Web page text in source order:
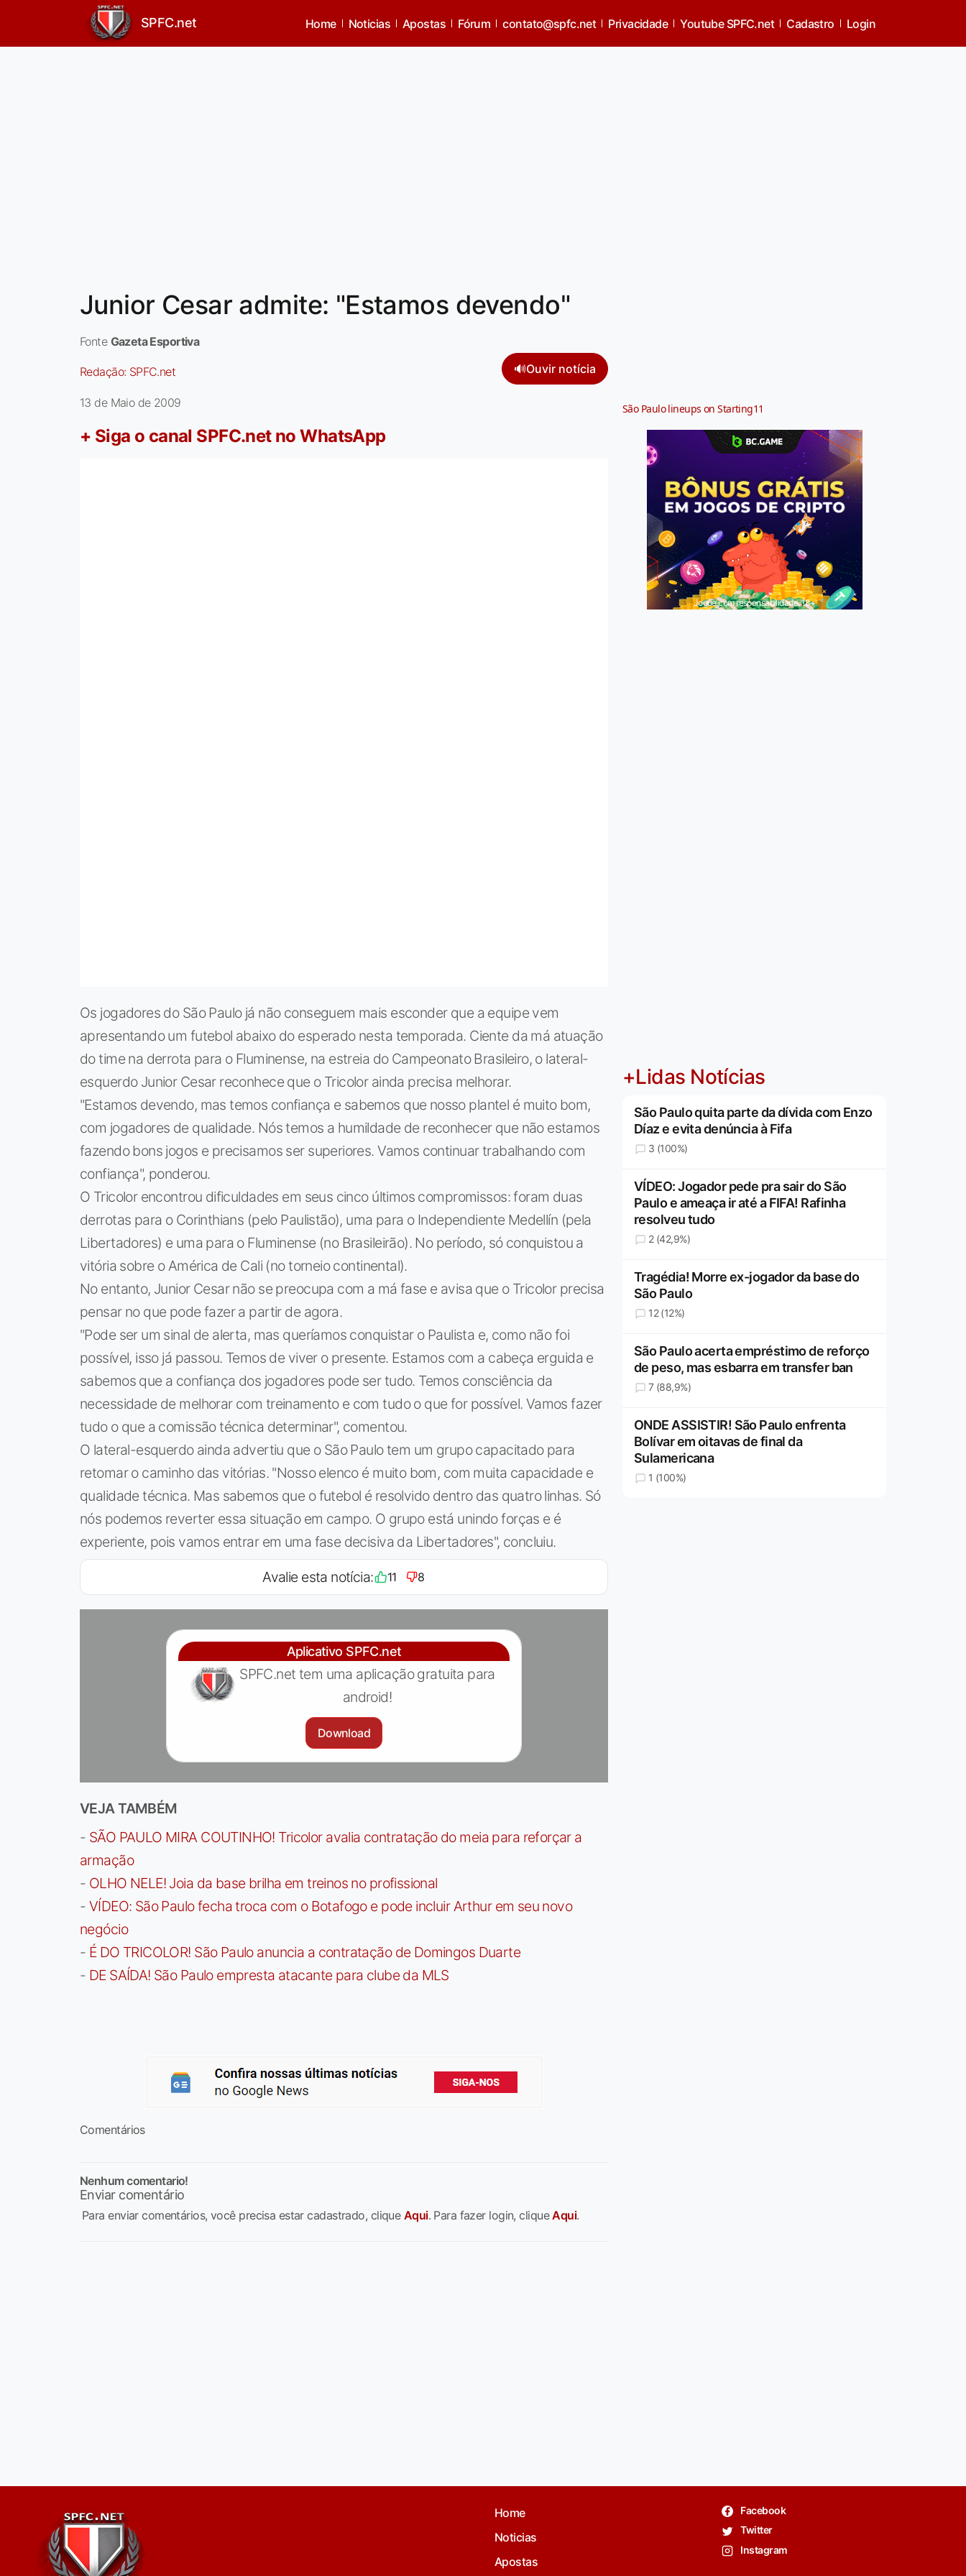
SPFC.net Home Noticias Apostas Fórum contato@spfc.net Privacidade Youtube SPFC.net Cadastro Login
Junior Cesar admite: "Estamos devendo"
Fonte Gazeta Esportiva
Redação: SPFC.net 🔊Ouvir notícia
13 de Maio de 2009
+ Siga o canal SPFC.net no WhatsApp
Os jogadores do São Paulo já não conseguem mais esconder que a equipe vem
apresentando um futebol abaixo do esperado nesta temporada. Ciente da má atuação
do time na derrota para o Fluminense, na estreia do Campeonato Brasileiro, o lateral-
esquerdo Junior Cesar reconhece que o Tricolor ainda precisa melhorar.
"Estamos devendo, mas temos confiança e sabemos que nosso plantel é muito bom,
com jogadores de qualidade. Nós temos a humildade de reconhecer que não estamos
fazendo bons jogos e precisamos ser superiores. Vamos continuar trabalhando com
confiança", ponderou.
O Tricolor encontrou dificuldades em seus cinco últimos compromissos: foram duas
derrotas para o Corinthians (pelo Paulistão), uma para o Independiente Medellín (pela
Libertadores) e uma para o Fluminense (no Brasileirão). No período, só conquistou a
vitória sobre o América de Cali (no torneio continental).
No entanto, Junior Cesar não se preocupa com a má fase e avisa que o Tricolor precisa
pensar no que pode fazer a partir de agora.
"Pode ser um sinal de alerta, mas queríamos conquistar o Paulista e, como não foi
possível, isso já passou. Temos de viver o presente. Estamos com a cabeça erguida e
sabemos que a confiança dos jogadores pode ser tudo. Temos consciência da
necessidade de melhorar com treinamento e com tudo o que for possível. Vamos fazer
tudo o que a comissão técnica determinar", comentou.
O lateral-esquerdo ainda advertiu que o São Paulo tem um grupo capacitado para
retomar o caminho das vitórias. "Nosso elenco é muito bom, com muita capacidade e
qualidade técnica. Mas sabemos que o futebol é resolvido dentro das quatro linhas. Só
nós podemos reverter essa situação em campo. O grupo está unindo forças e é
experiente, pois vamos entrar em uma fase decisiva da Libertadores", concluiu.
Avalie esta notícia: 11 8
Aplicativo SPFC.net
SPFC.net tem uma aplicação gratuita para
android!
Download
VEJA TAMBÉM
- SÃO PAULO MIRA COUTINHO! Tricolor avalia contratação do meia para reforçar a
armação
- OLHO NELE! Joia da base brilha em treinos no profissional
- VÍDEO: São Paulo fecha troca com o Botafogo e pode incluir Arthur em seu novo
negócio
- É DO TRICOLOR! São Paulo anuncia a contratação de Domingos Duarte
- DE SAÍDA! São Paulo empresta atacante para clube da MLS
Comentários
Nenhum comentario!
Enviar comentário
Para enviar comentários, você precisa estar cadastrado, clique Aqui. Para fazer login, cliqueAqui.
São Paulo lineups on Starting11
Jogue com responsabilidade. 18+
+Lidas Notícias
São Paulo quita parte da dívida com Enzo
Díaz e evita denúncia à Fifa
3 (100%)
VÍDEO: Jogador pede pra sair do São
Paulo e ameaça ir até a FIFA! Rafinha
resolveu tudo
2 (42,9%)
Tragédia! Morre ex-jogador da base do
São Paulo
12 (12%)
São Paulo acerta empréstimo de reforço
de peso, mas esbarra em transfer ban
7 (88,9%)
ONDE ASSISTIR! São Paulo enfrenta
Bolívar em oitavas de final da
Sulamericana
1 (100%)
Home
Noticias
Apostas
Facebook
Twitter
Instagram